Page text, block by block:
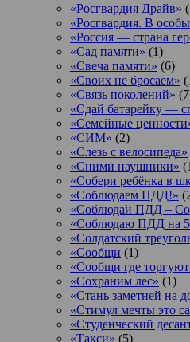
«Росгвардия Драйв»
«Росгвардия. В
«Россия — страна
«Сад памяти» (1)
«Свеча памяти» (6)
«Своих не бросаем»
«Связь поколений»
«Сдай батарейку —
«Семейные
«СИМ» (2)
«Слезь с велосипеда»
«Сними наушники»
«Собери ребёнка в
«Соблюдаем ПДД!»
«Соблюдай ПДД –
«Соблюдаю ПДД на
«Солдатский
«Сообщи (1)
«Сообщи где
«Сохраним лес» (1)
«Стань заметней на
«Стимул мечты это
«Студенческий
«Такси» (5)